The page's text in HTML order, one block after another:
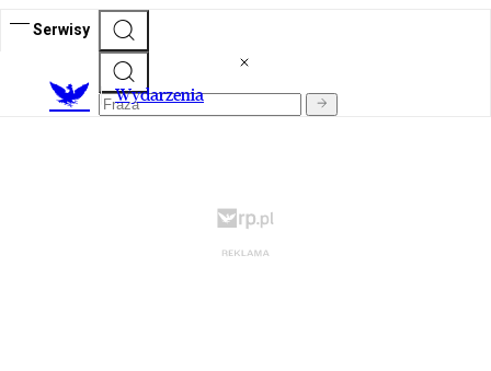
Serwisy
Wydarzenia